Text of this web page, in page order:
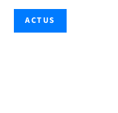
ACTUS